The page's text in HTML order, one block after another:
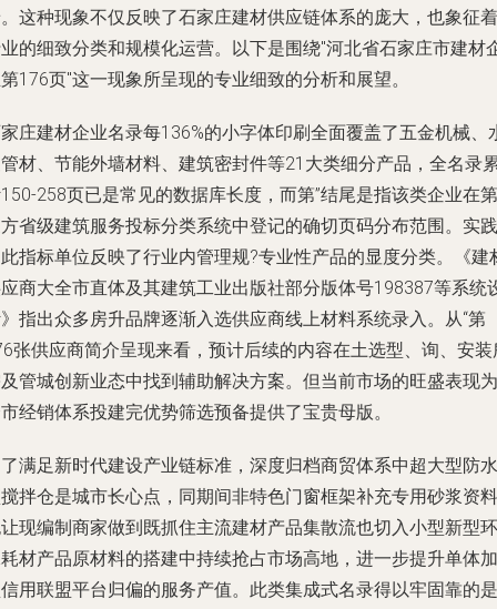
这种现象不仅反映了石家庄建材供应链体系的庞大，也象征着
的细致分类和规模化运营。以下是围绕"河北省石家庄市建材
176页"这一现象所呈现的专业细致的分析和展望。
庄建材企业名录每136%的小字体印刷全面覆盖了五金机械、
材、节能外墙材料、建筑密封件等21大类细分产品，全名录
258页已是常见的数据库长度，而第”结尾是指该类企业在第
省级建筑服务投标分类系统中登记的确切页码分布范围。实践
指标单位反映了行业内管理规?专业性产品的显度分类。《建
商大全市直体及其建筑工业出版社部分版体号198387等系统
指出众多房升品牌逐渐入选供应商线上材料系统录入。从“第
张供应商简介呈现来看，预计后续的内容在土选型、询、安装
管城创新业态中找到辅助解决方案。但当前市场的旺盛表现为
经销体系投建完优势筛选预备提供了宝贵母版。
满足新时代建设产业链标准，深度归档商贸体系中超大型防水
拌仓是城市长心点，同期间非特色门窗框架补充专用砂浆资料
现编制商家做到既抓住主流建材产品集散流也切入小型新型环
材产品原材料的搭建中持续抢占市场高地，进一步提升单体加
用联盟平台归偏的服务产值。此类集成式名录得以牢固靠的是